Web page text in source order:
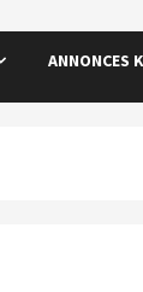
ANNONCES